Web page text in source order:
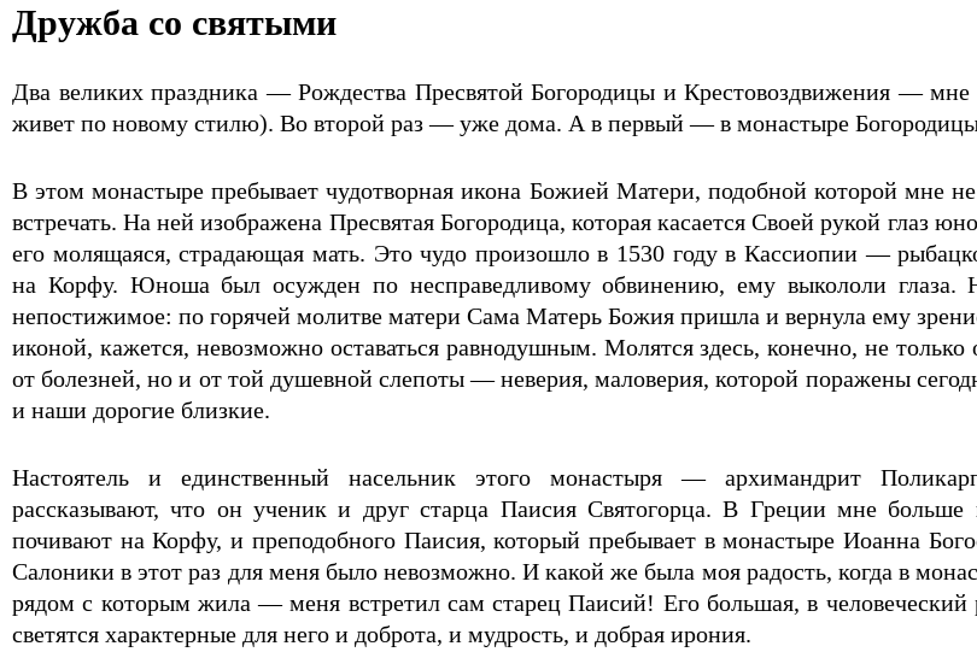
Дружба со святыми
Два великих праздника — Рождества Пресвятой Богородицы и Крестовоздвижения — мне
живет по новому стилю). Во второй раз — уже дома. А в первый — в монастыре
В этом монастыре пребывает чудотворная икона Божией Матери, подобной которой мне
встречать. На ней изображена Пресвятая Богородица, которая касается Своей рукой глаз
его молящаяся, страдающая мать. Это чудо произошло в 1530 году в Кассиопии —
на Корфу. Юноша был осужден по несправедливому обвинению, ему выкололи глаза.
непостижимое: по горячей молитве матери Сама Матерь Божия пришла и вернула ему
иконой, кажется, невозможно оставаться равнодушным. Молятся здесь, конечно, не только
от болезней, но и от той душевной слепоты — неверия, маловерия, которой поражены
и наши дорогие близкие.
Настоятель и единственный насельник этого монастыря — архимандрит
рассказывают, что он ученик и друг старца Паисия Святогорца. В Греции мне больше
почивают на Корфу, и преподобного Паисия, который пребывает в монастыре Иоанна
Салоники в этот раз для меня было невозможно. И какой же была моя радость, когда в
рядом с которым жила — меня встретил сам старец Паисий! Его большая, в человеческий
светятся характерные для него и доброта, и мудрость, и добрая ирония.